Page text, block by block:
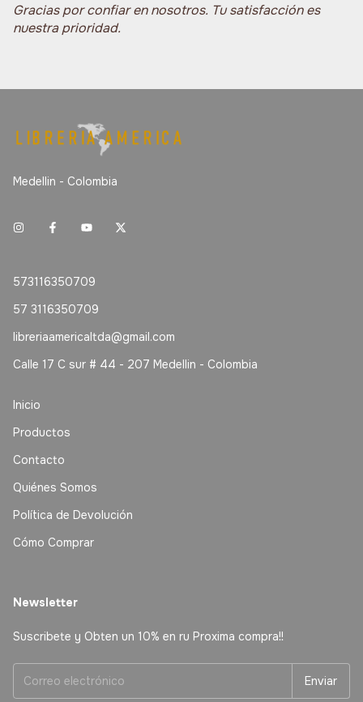
Gracias por confiar en nosotros. Tu satisfacción es
nuestra prioridad.
Medellin - Colombia
573116350709
57 3116350709
libreriaamericaltda@gmail.com
Calle 17 C sur # 44 - 207 Medellin - Colombia
Inicio
Productos
Contacto
Quiénes Somos
Política de Devolución
Cómo Comprar
Newsletter
Suscribete y Obten un 10% en ru Proxima compra!!